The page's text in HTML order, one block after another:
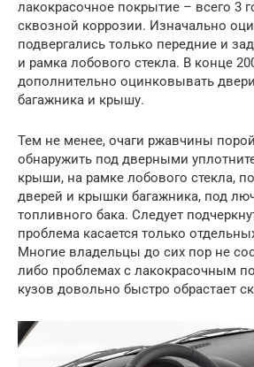
лакокрасочное покрытие – всего 3
сквозной коррозии. Изначально
подвергались только передние и
и рамка лобового стекла. В конце
дополнительно оцинковывать
багажника и крышу.
Тем не менее, очаги ржавчины
обнаружить под дверными
крыши, на рамке лобового стекла,
дверей и крышки багажника, под
топливного бака. Следует
проблема касается только
Многие владельцы до сих пор не
либо проблемах с лакокрасочным
кузов довольно быстро обрастает